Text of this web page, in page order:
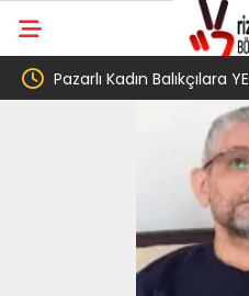
Pazarlı Kadın Balıkçılara
‘Bu Mücadelede